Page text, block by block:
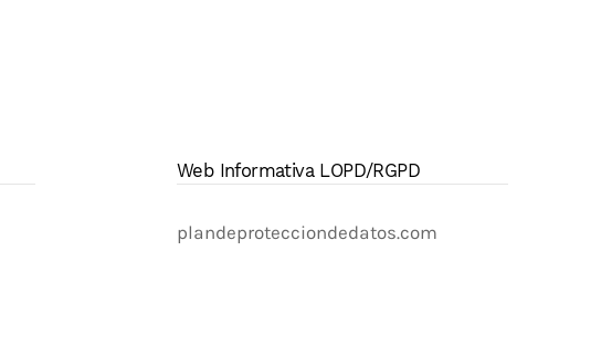
Web Informativa LOPD/RGPD
plandeprotecciondedatos.com